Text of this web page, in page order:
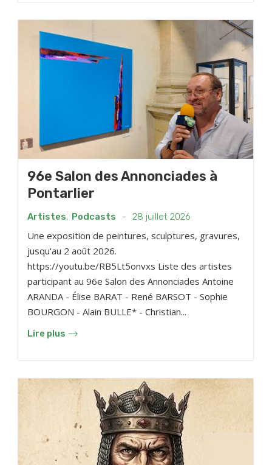
96e Salon des Annonciades à
Pontarlier
Artistes, Podcasts - 28 juillet 2026
Une exposition de peintures, sculptures, gravures,
jusqu'au 2 août 2026.
https://youtu.be/RB5Lt5onvxs Liste des artistes
participant au 96e Salon des Annonciades Antoine
ARANDA - Élise BARAT - René BARSOT - Sophie
BOURGON - Alain BULLE* - Christian...
Lire plus